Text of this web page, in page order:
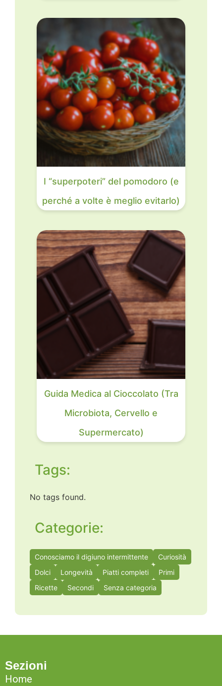
I “superpoteri” del pomodoro (e
perché a volte è meglio evitarlo)
Guida Medica al Cioccolato (Tra
Microbiota, Cervello e
Supermercato)
Tags:
No tags found.
Categorie:
Conosciamo il digiuno intermittente
Curiosità
Dolci
Longevità Piatti completi
Primi
Ricette
Secondi Senza categoria
Sezioni
Home